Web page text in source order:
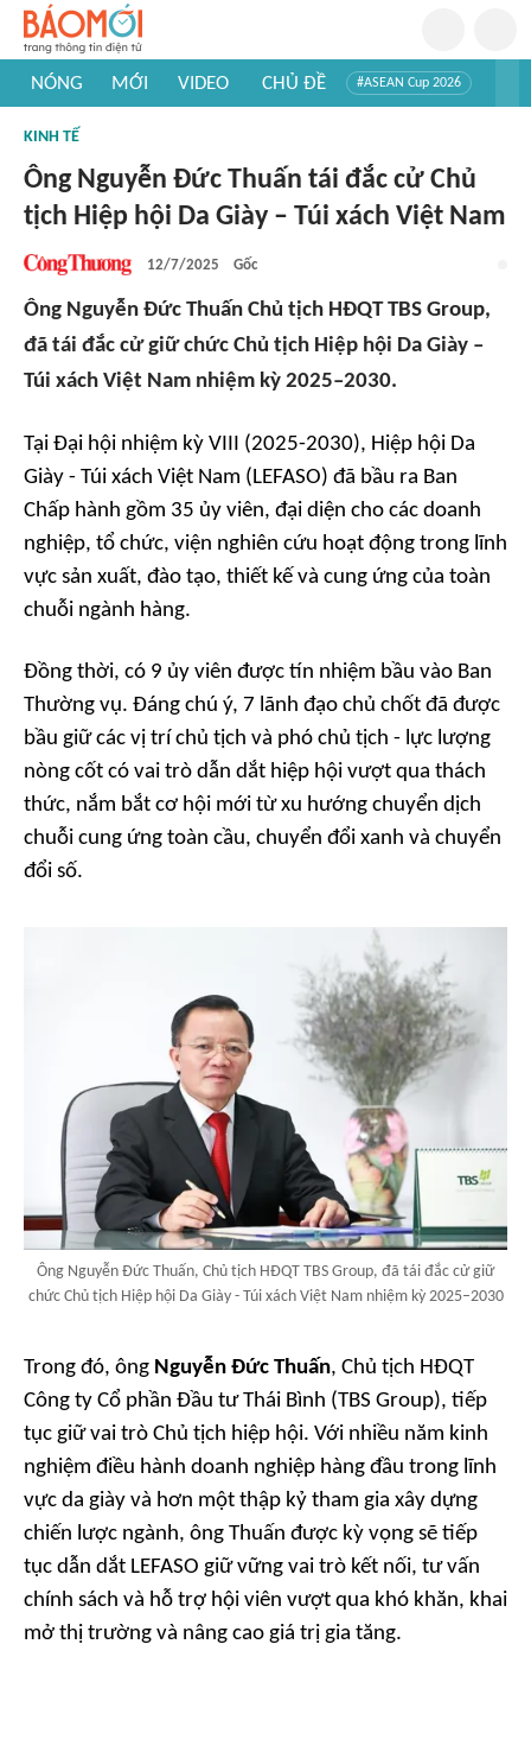
NÓNG MỚI VIDEO CHỦ ĐỀ #ASEAN Cup 2026
#Khám phá thế giới
KINH TẾ
Ông Nguyễn Đức Thuấn tái đắc cử Chủ
tịch Hiệp hội Da Giày – Túi xách Việt Nam
12/7/2025 Gốc
Ông Nguyễn Đức Thuấn Chủ tịch HĐQT TBS Group,
đã tái đắc cử giữ chức Chủ tịch Hiệp hội Da Giày –
Túi xách Việt Nam nhiệm kỳ 2025–2030.
Tại Đại hội nhiệm kỳ VIII (2025-2030), Hiệp hội Da
Giày - Túi xách Việt Nam (LEFASO) đã bầu ra Ban
Chấp hành gồm 35 ủy viên, đại diện cho các doanh
nghiệp, tổ chức, viện nghiên cứu hoạt động trong lĩnh
vực sản xuất, đào tạo, thiết kế và cung ứng của toàn
chuỗi ngành hàng.
Đồng thời, có 9 ủy viên được tín nhiệm bầu vào Ban
Thường vụ. Đáng chú ý, 7 lãnh đạo chủ chốt đã được
bầu giữ các vị trí chủ tịch và phó chủ tịch - lực lượng
nòng cốt có vai trò dẫn dắt hiệp hội vượt qua thách
thức, nắm bắt cơ hội mới từ xu hướng chuyển dịch
chuỗi cung ứng toàn cầu, chuyển đổi xanh và chuyển
đổi số.
Ông Nguyễn Đức Thuấn, Chủ tịch HĐQT TBS Group, đã tái đắc cử giữ
chức Chủ tịch Hiệp hội Da Giày - Túi xách Việt Nam nhiệm kỳ 2025–2030
Trong đó, ông Nguyễn Đức Thuấn, Chủ tịch HĐQT
Công ty Cổ phần Đầu tư Thái Bình (TBS Group), tiếp
tục giữ vai trò Chủ tịch hiệp hội. Với nhiều năm kinh
nghiệm điều hành doanh nghiệp hàng đầu trong lĩnh
vực da giày và hơn một thập kỷ tham gia xây dựng
chiến lược ngành, ông Thuấn được kỳ vọng sẽ tiếp
tục dẫn dắt LEFASO giữ vững vai trò kết nối, tư vấn
chính sách và hỗ trợ hội viên vượt qua khó khăn, khai
mở thị trường và nâng cao giá trị gia tăng.